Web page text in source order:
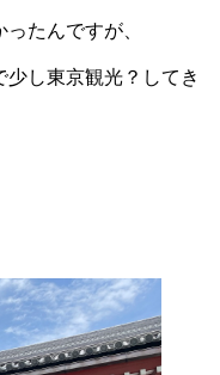
たんですが、
し東京観光？してき